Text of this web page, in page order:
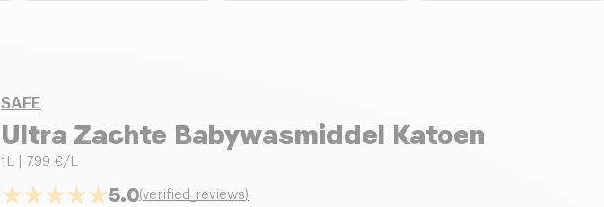
SAFE
Ultra Zachte Babywasmiddel Katoen
1L | 7.99 €/L
5.0(verified_reviews)